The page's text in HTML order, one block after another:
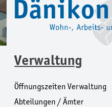
Verwaltung
Öffnungszeiten Verwaltung
Abteilungen / Ämter